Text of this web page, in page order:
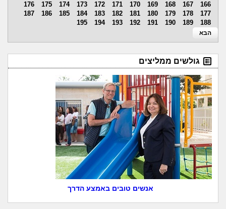
166
167
168
169
170
171
172
173
174
175
176
177
178
179
180
181
182
183
184
185
186
187
188
189
190
191
192
193
194
195
הבא
גולשים ממליצים
אנשים טובים באמצע הדרך